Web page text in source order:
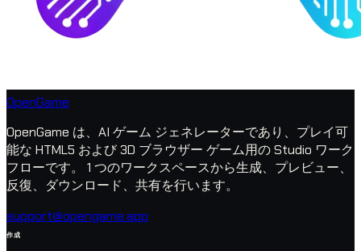
OpenGame
OpenGame は、AI ゲーム ジェネレーターであり、プレイ可
能な HTML5 および 3D ブラウザー ゲーム用の Studio ワーク
フローです。 1 つのワークスペースから生成、プレビュー、
反復、ダウンロード、共有を行います。
support@opengame.app
作成